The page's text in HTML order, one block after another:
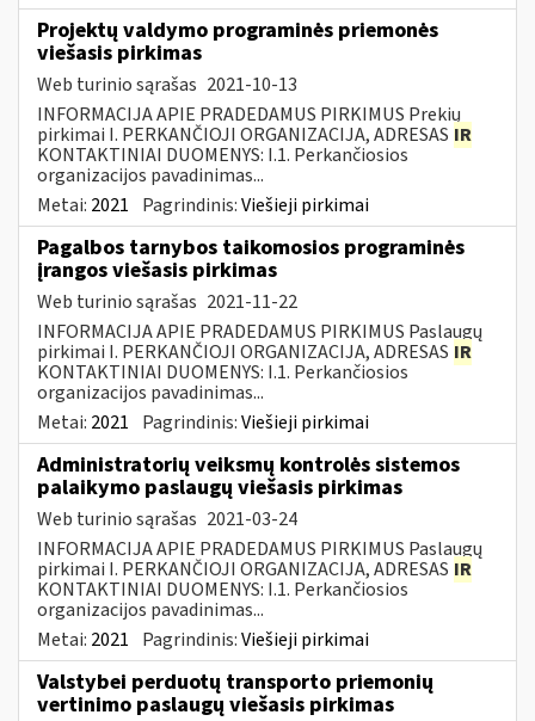
Projektų valdymo programinės priemonės
viešasis pirkimas
Web turinio sąrašas 2021-10-13
INFORMACIJA APIE PRADEDAMUS PIRKIMUS Prekių
pirkimai I. PERKANČIOJI ORGANIZACIJA, ADRESAS IR
KONTAKTINIAI DUOMENYS: I.1. Perkančiosios
organizacijos pavadinimas...
Metai: 2021 Pagrindinis:Viešieji pirkimai
Pagalbos tarnybos taikomosios programinės
įrangos viešasis pirkimas
Web turinio sąrašas 2021-11-22
INFORMACIJA APIE PRADEDAMUS PIRKIMUS Paslaugų
pirkimai I. PERKANČIOJI ORGANIZACIJA, ADRESAS IR
KONTAKTINIAI DUOMENYS: I.1. Perkančiosios
organizacijos pavadinimas...
Metai: 2021 Pagrindinis:Viešieji pirkimai
Administratorių veiksmų kontrolės sistemos
palaikymo paslaugų viešasis pirkimas
Web turinio sąrašas 2021-03-24
INFORMACIJA APIE PRADEDAMUS PIRKIMUS Paslaugų
pirkimai I. PERKANČIOJI ORGANIZACIJA, ADRESAS IR
KONTAKTINIAI DUOMENYS: I.1. Perkančiosios
organizacijos pavadinimas...
Metai: 2021 Pagrindinis:Viešieji pirkimai
Valstybei perduotų transporto priemonių
vertinimo paslaugų viešasis pirkimas